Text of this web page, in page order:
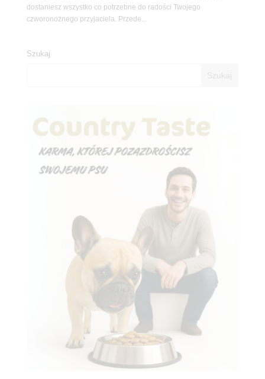
dostaniesz wszystko co potrzebne do radości Twojego
czworonożnego przyjaciela. Przede...
Szukaj